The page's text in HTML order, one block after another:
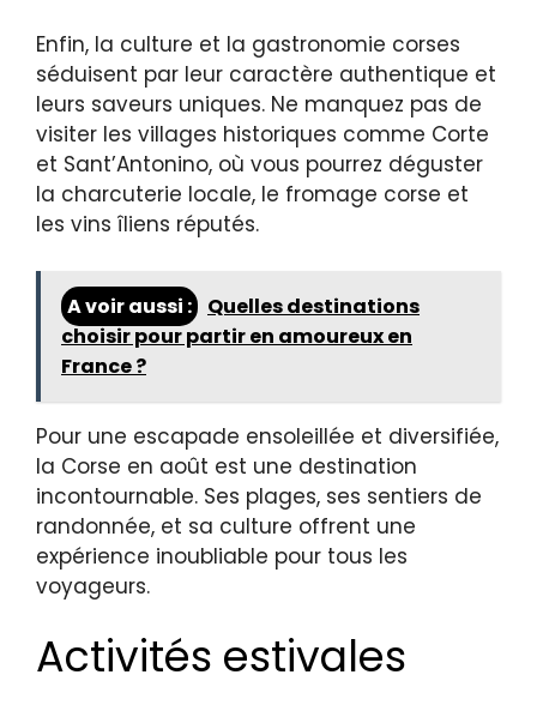
Enfin, la culture et la gastronomie corses
séduisent par leur caractère authentique et
leurs saveurs uniques. Ne manquez pas de
visiter les villages historiques comme Corte
et Sant’Antonino, où vous pourrez déguster
la charcuterie locale, le fromage corse et
les vins îliens réputés.
A voir aussi :
Quelles destinations
choisir pour partir en amoureux en
France ?
Pour une escapade ensoleillée et diversifiée,
la Corse en août est une destination
incontournable. Ses plages, ses sentiers de
randonnée, et sa culture offrent une
expérience inoubliable pour tous les
voyageurs.
Activités estivales